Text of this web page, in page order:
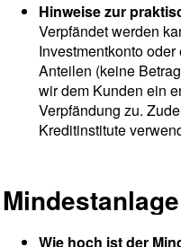
Hinweise zur
Verpfändet werden
Investmentkonto
Anteilen (keine
wir dem Kunden ein
Verpfändung zu.
Kreditinstitute
Mindestanlage
Wie hoch ist der